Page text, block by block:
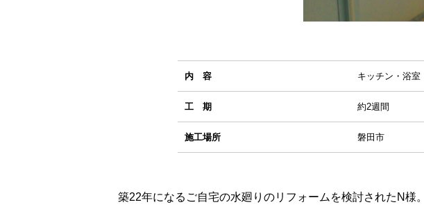
内 容 キッチン・浴
工 期 約2週間
施工場所 磐田市
築22年になるご自宅の水廻りのリフォームを検討されたN様。